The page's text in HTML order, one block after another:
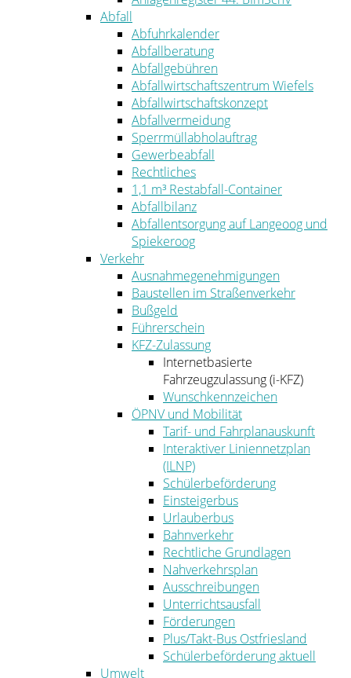
Abfall
Abfuhrkalender
Abfallberatung
Abfallgebühren
Abfallwirtschaftszentrum Wiefels
Abfallwirtschaftskonzept
Abfallvermeidung
Sperrmüllabholauftrag
Gewerbeabfall
Rechtliches
1,1 m³ Restabfall-Container
Abfallbilanz
Abfallentsorgung auf Langeoog und
Spiekeroog
Verkehr
Ausnahmegenehmigungen
Baustellen im Straßenverkehr
Bußgeld
Führerschein
KFZ-Zulassung
Internetbasierte
Fahrzeugzulassung (i-KFZ)
Wunschkennzeichen
ÖPNV und Mobilität
Tarif- und Fahrplanauskunft
Interaktiver Liniennetzplan
(ILNP)
Schülerbeförderung
Einsteigerbus
Urlauberbus
Bahnverkehr
Rechtliche Grundlagen
Nahverkehrsplan
Ausschreibungen
Unterrichtsausfall
Förderungen
Plus/Takt-Bus Ostfriesland
Schülerbeförderung aktuell
Umwelt